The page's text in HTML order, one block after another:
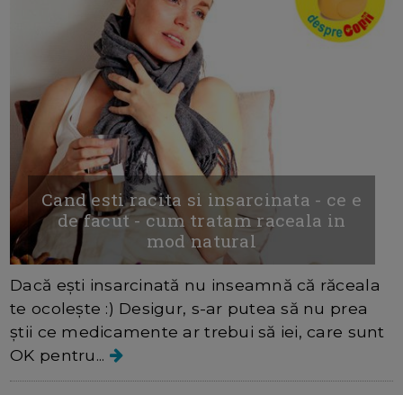
Cand esti racita si insarcinata - ce e
de facut - cum tratam raceala in
mod natural
Dacă ești insarcinată nu inseamnă că răceala
te ocolește :) Desigur, s-ar putea să nu prea
știi ce medicamente ar trebui să iei, care sunt
OK pentru...